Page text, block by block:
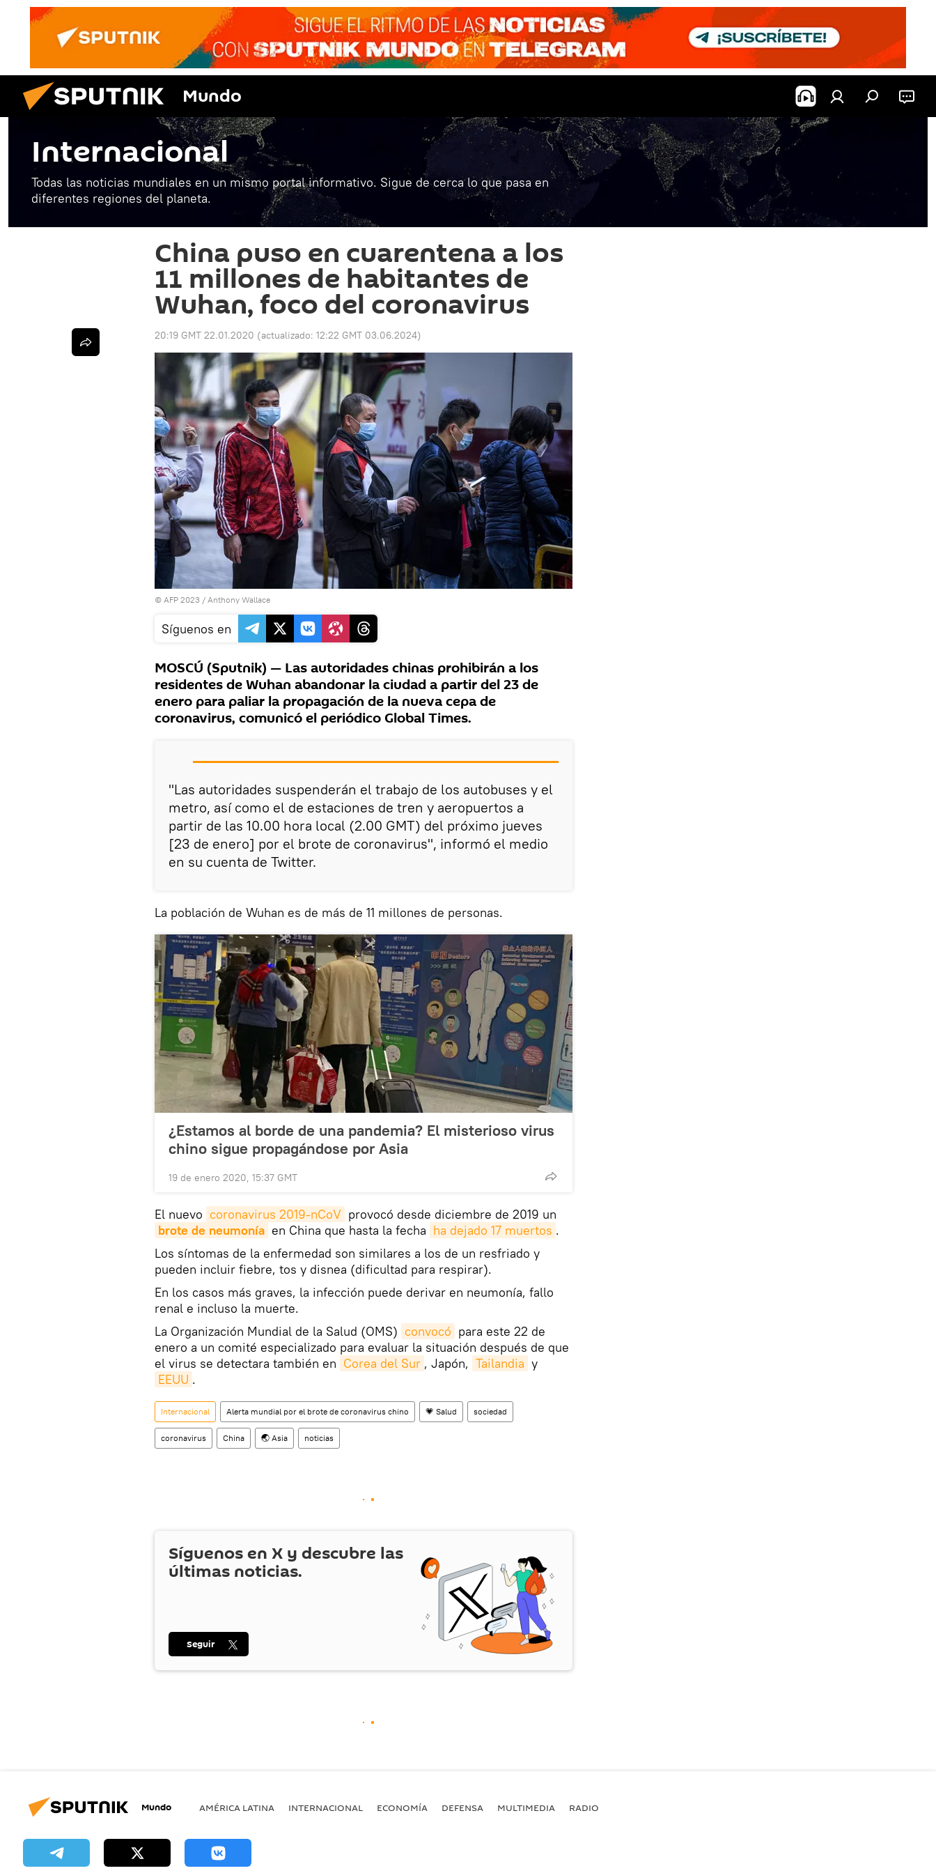
Mundo
Internacional
Todas las noticias mundiales en un mismo portal informativo. Sigue de cerca lo que pasa en
diferentes regiones del planeta.
China puso en cuarentena a los
11 millones de habitantes de
Wuhan, foco del coronavirus
20:19 GMT 22.01.2020 (actualizado: 12:22 GMT 03.06.2024)
© AFP 2023 / Anthony Wallace
Síguenos en
MOSCÚ (Sputnik) — Las autoridades chinas prohibirán a los
residentes de Wuhan abandonar la ciudad a partir del 23 de
enero para paliar la propagación de la nueva cepa de
coronavirus, comunicó el periódico Global Times.
"Las autoridades suspenderán el trabajo de los autobuses y el
metro, así como el de estaciones de tren y aeropuertos a
partir de las 10.00 hora local (2.00 GMT) del próximo jueves
[23 de enero] por el brote de coronavirus", informó el medio
en su cuenta de Twitter.
La población de Wuhan es de más de 11 millones de personas.
¿Estamos al borde de una pandemia? El misterioso virus
chino sigue propagándose por Asia
19 de enero 2020, 15:37 GMT
El nuevo coronavirus 2019-nCoV provocó desde diciembre de 2019 un
brote de neumonía en China que hasta la fecha ha dejado 17 muertos .
Los síntomas de la enfermedad son similares a los de un resfriado y
pueden incluir fiebre, tos y disnea (dificultad para respirar).
En los casos más graves, la infección puede derivar en neumonía, fallo
renal e incluso la muerte.
La Organización Mundial de la Salud (OMS) convocó para este 22 de
enero a un comité especializado para evaluar la situación después de que
el virus se detectara también en Corea del Sur , Japón, Tailandia y
EEUU .
Internacional Alerta mundial por el brote de coronavirus chino 💗 Salud sociedad
coronavirus China 🌏 Asia noticias
Síguenos en X y descubre las
últimas noticias.
Seguir
Mundo AMÉRICA LATINA INTERNACIONAL ECONOMÍA DEFENSA MULTIMEDIA RADIO